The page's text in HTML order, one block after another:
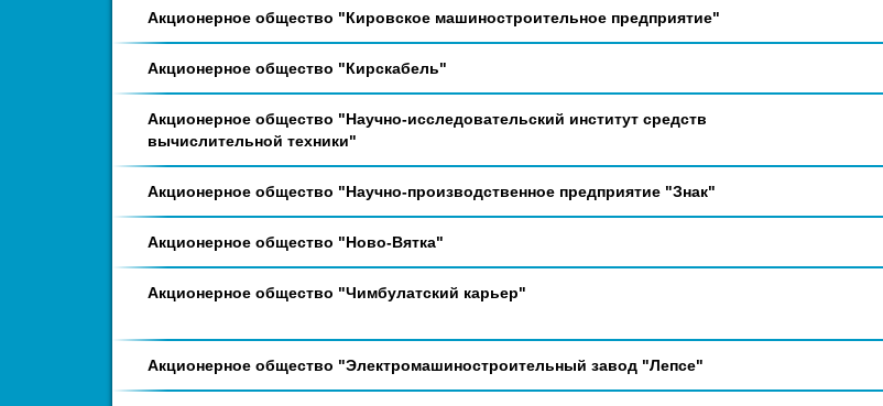
Акционерное общество "Кировское машиностроительное предприятие"
Акционерное общество "Кирскабель"
Акционерное общество "Научно-исследовательский институт средств
вычислительной техники"
Акционерное общество "Научно-производственное предприятие "Знак"
Акционерное общество "Ново-Вятка"
Акционерное общество "Чимбулатский карьер"
Акционерное общество "Электромашиностроительный завод "Лепсе"